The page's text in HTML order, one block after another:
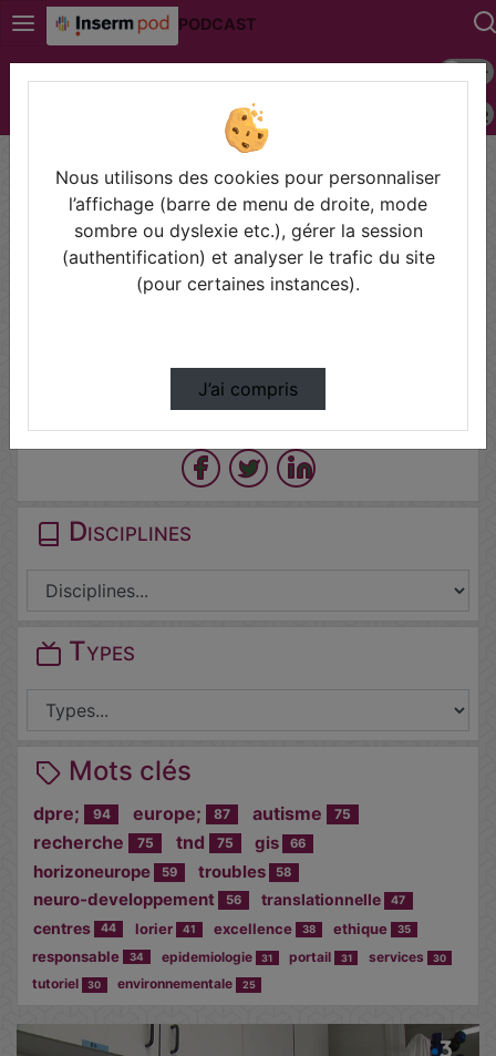
PODCAST
Mode
Police
Nora Abrous_France 3_2022_03_15.mkv
Prendre des notes
Partager
Disciplines
Types
Mots clés
dpre; 94 europe; 87 autisme 75
recherche 75 tnd 75 gis 66
horizoneurope 59 troubles 58
neuro-developpement 56 translationnelle 47
centres 44 lorier 41 excellence 38 ethique 35
responsable 34 epidemiologie 31 portail 31 services 30
tutoriel 30 environnementale 25
Nous utilisons des cookies pour personnaliser
l’affichage (barre de menu de droite, mode
sombre ou dyslexie etc.), gérer la session
(authentification) et analyser le trafic du site
(pour certaines instances).
J’ai compris